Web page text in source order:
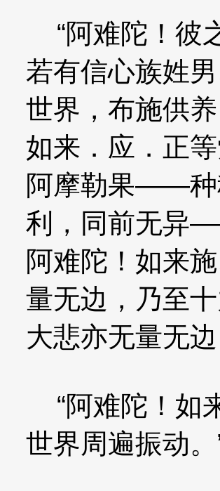
“阿难陀！彼
若有信心族姓
世界，布施供
如来．应．正
阿摩勒果——种
利，同前无异
阿难陀！如来
量无边，乃至
大悲亦无量无
“阿难陀！如
世界周遍振动。